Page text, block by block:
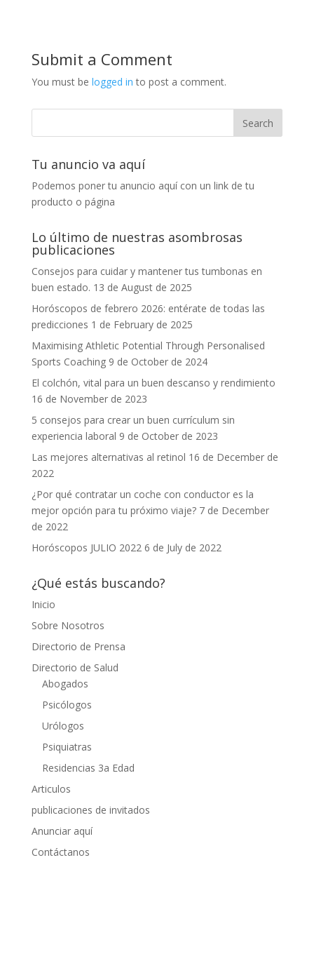
Submit a Comment
You must be logged in to post a comment.
Tu anuncio va aquí
Podemos poner tu anuncio aquí con un link de tu
producto o página
Lo último de nuestras asombrosas
publicaciones
Consejos para cuidar y mantener tus tumbonas en
buen estado. 13 de August de 2025
Horóscopos de febrero 2026: entérate de todas las
predicciones 1 de February de 2025
Maximising Athletic Potential Through Personalised
Sports Coaching 9 de October de 2024
El colchón, vital para un buen descanso y rendimiento
16 de November de 2023
5 consejos para crear un buen currículum sin
experiencia laboral 9 de October de 2023
Las mejores alternativas al retinol 16 de December de
2022
¿Por qué contratar un coche con conductor es la
mejor opción para tu próximo viaje? 7 de December
de 2022
Horóscopos JULIO 2022 6 de July de 2022
¿Qué estás buscando?
Inicio
Sobre Nosotros
Directorio de Prensa
Directorio de Salud
Abogados
Psicólogos
Urólogos
Psiquiatras
Residencias 3a Edad
Articulos
publicaciones de invitados
Anunciar aquí
Contáctanos